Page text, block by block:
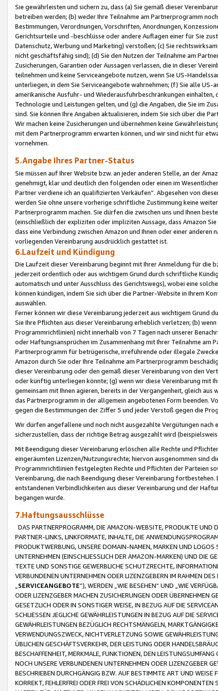
Sie gewährleisten und sichern zu, dass (a) Sie gemäß dieser
betreiben werden; (b) weder Ihre Teilnahme am Partnerprogramm
Bestimmungen, Verordnungen, Vorschriften, Anordnungen,
Gerichtsurteile und -beschlüsse oder andere Auflagen einer für Sie
Datenschutz, Werbung und Marketing) verstoßen; (c) Sie
nicht geschäftsfähig sind); (d) Sie den Nutzen der Teilnahme am
Zusicherungen, Garantien oder Aussagen verlassen, die in dieser
teilnehmen und keine Serviceangebote nutzen, wenn Sie US-
unterliegen, in dem Sie Serviceangebote wahrnehmen; (f) Sie alle
amerikanische Ausfuhr- und Wiederausfuhrbeschränkungen
Technologie und Leistungen gelten, und (g) die Angaben, die Sie im
sind. Sie können Ihre Angaben aktualisieren, indem Sie sich über die
Wir machen keine Zusicherungen und übernehmen keine
mit dem Partnerprogramm erwarten können, und wir sind nicht für
vornehmen.
5.Angabe Ihres Partner-Status
Sie müssen auf Ihrer Website bzw. an jeder anderen Stelle, an der
genehmigt, klar und deutlich den folgenden oder einen im
Partner verdiene ich an qualifizierten Verkäufen“. Abgesehen von
werden Sie ohne unsere vorherige schriftliche Zustimmung keine
Partnerprogramm machen. Sie dürfen die zwischen uns und Ihnen
(einschließlich der expliziten oder impliziten Aussage, dass Amazon
dass eine Verbindung zwischen Amazon und Ihnen oder einer
vorliegenden Vereinbarung ausdrücklich gestattet ist.
6.Laufzeit und Kündigung
Die Laufzeit dieser Vereinbarung beginnt mit Ihrer Anmeldung für die
jederzeit ordentlich oder aus wichtigem Grund durch schriftliche
automatisch und unter Ausschluss des Gerichtswegs), wobei eine
können kündigen, indem Sie sich über die Partner-Website in Ihrem
auswählen.
Ferner können wir diese Vereinbarung jederzeit aus wichtigem Grund
Sie Ihre Pflichten aus dieser Vereinbarung erheblich verletzen; (b)
Programmrichtlinien) nicht innerhalb von 7 Tagen nach unserer
oder Haftungsansprüchen im Zusammenhang mit Ihrer Teilnahme am
Partnerprogramm für betrügerische, irreführende oder illegale
Amazon durch Sie oder Ihre Teilnahme am Partnerprogramm
dieser Vereinbarung oder den gemäß dieser Vereinbarung von den
oder künftig unterliegen könnte; (g) wenn wir diese Vereinbarung mit
gemeinsam mit Ihnen agieren, bereits in der Vergangenheit, gleich
das Partnerprogramm in der allgemein angebotenen Form beenden.
gegen die Bestimmungen der Ziffer 5 und jeder Verstoß gegen die
Wir dürfen angefallene und noch nicht ausgezahlte Vergütungen
sicherzustellen, dass der richtige Betrag ausgezahlt wird
Mit Beendigung dieser Vereinbarung erlöschen alle Rechte und
eingeräumten Lizenzen/Nutzungsrechte; hiervon ausgenommen sind
Programmrichtlinien festgelegten Rechte und Pflichten der Parteien
Vereinbarung, die nach Beendigung dieser Vereinbarung
entstandenen Verbindlichkeiten aus dieser Vereinbarung und der
begangen wurde.
7.Haftungsausschlüsse
DAS PARTNERPROGRAMM, DIE AMAZON-WEBSITE, PRODUKTE UND
PARTNER-LINKS, LINKFORMATE, INHALTE, DIE
PRODUKTWERBUNG, UNSERE DOMAIN-NAMEN, MARKEN UND
UNTERNEHMEN (EINSCHLIESSLICH DER AMAZON-MARKEN) UND DIE
TEXTE UND SONSTIGE GEWERBLICHE SCHUTZRECHTE,
VERBUNDENEN UNTERNEHMEN ODER LIZENZGEBERN IM RAHMEN
SERVICEANGEBOTE“), WERDEN „WIE BESEHEN“ UND „WIE
ODER LIZENZGEBER MACHEN ZUSICHERUNGEN ODER ÜBERNEHMEN
GESETZLICH ODER IN SONSTIGER WEISE, IN BEZUG AUF DIE
SCHLIESSEN JEGLICHE GEWÄHRLEISTUNGEN IN BEZUG AUF DIE
GEWÄHRLEISTUNGEN BEZÜGLICH RECHTSMÄNGELN,
VERWENDUNGSZWECK, NICHTVERLETZUNG SOWIE
ÜBLICHEN GESCHÄFTSVERKEHR, DER LEISTUNG ODER
BESCHAFFENHEIT, MERKMALE, FUNKTIONEN, DEN
NOCH UNSERE VERBUNDENEN UNTERNEHMEN ODER LIZENZGEBER
BESCHRIEBEN DURCHGÄNGIG BZW. AUF BESTIMMTE ART UND
KORREKT, FEHLERFREI ODER FREI VON SCHÄDLICHEN